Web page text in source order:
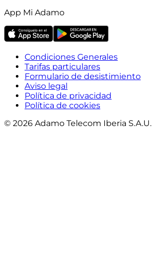
App Mi Adamo
Condiciones Generales
Tarifas particulares
Formulario de desistimiento
Aviso legal
Política de privacidad
Política de cookies
© 2026 Adamo Telecom Iberia S.A.U.